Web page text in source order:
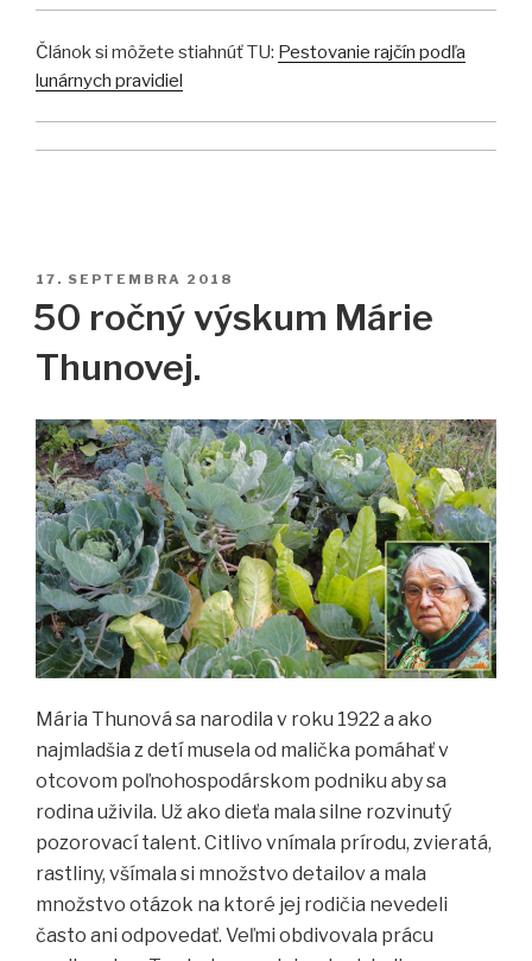
Článok si môžete stiahnúť TU: Pestovanie rajčín podľa
lunárnych pravidiel
PUBLIKOVANÉ
17. SEPTEMBRA 2018
50 ročný výskum Márie
Thunovej.
Mária Thunová sa narodila v roku 1922 a ako
najmladšia z detí musela od malička pomáhať v
otcovom poľnohospodárskom podniku aby sa
rodina uživila. Už ako dieťa mala silne rozvinutý
pozorovací talent. Citlivo vnímala prírodu, zvieratá,
rastliny, všímala si množstvo detailov a mala
množstvo otázok na ktoré jej rodičia nevedeli
často ani odpovedať. Veľmi obdivovala prácu